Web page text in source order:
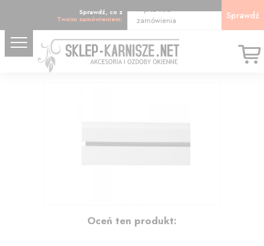
Sprawdź, co z
Twoim zamówieniem:
Wpisz kod
zamówienia
Sprawdź
Oceń ten produkt: